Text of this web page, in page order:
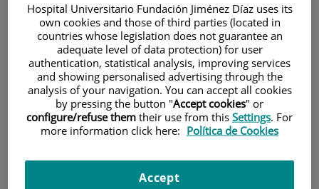
contenido
idioma
|
Hospital Universitario Fundación Jiménez Díaz uses its
own cookies and those of third parties (located in
countries whose legislation does not guarantee an
adequate level of data protection) for user
authentication, statistical analysis, improving services
and showing personalised advertising through the
analysis of your navigation. You can accept all cookies
by pressing the button "Accept cookies" or
configure/refuse them their use from this Settings. For
more information click here: Política de Cookies
Accept